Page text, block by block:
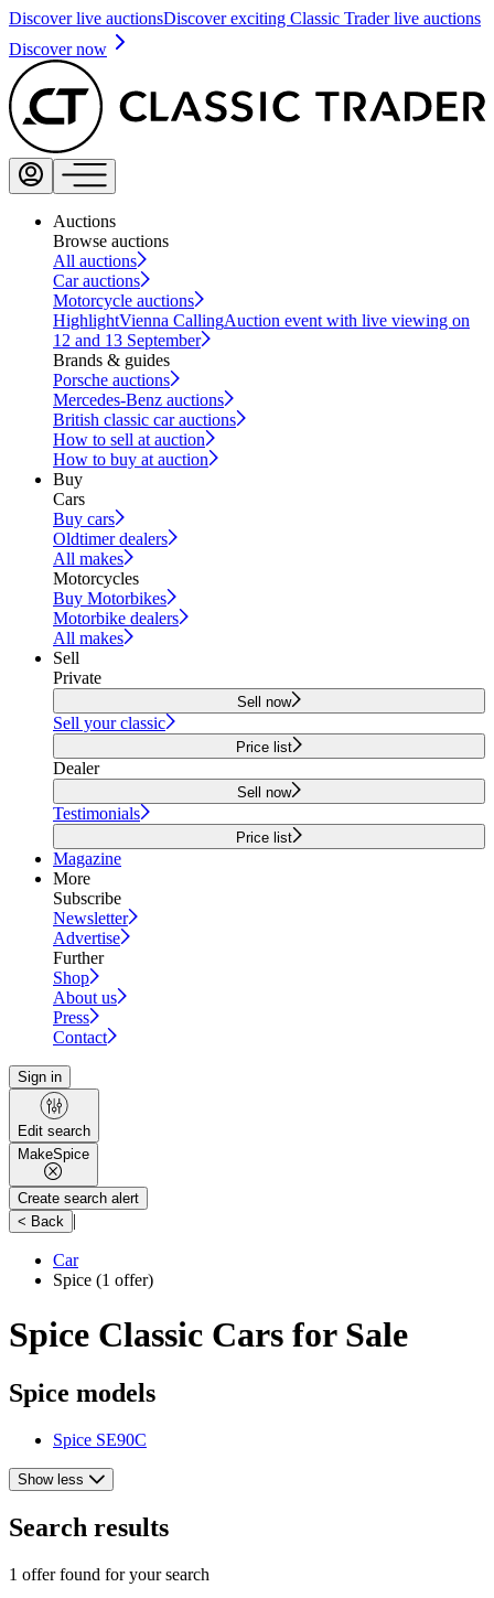
Discover live auctionsDiscover exciting Classic Trader live auctions
Discover now
Auctions
Browse auctions
All auctions
Car auctions
Motorcycle auctions
HighlightVienna CallingAuction event with live viewing on
12 and 13 September
Brands & guides
Porsche auctions
Mercedes-Benz auctions
British classic car auctions
How to sell at auction
How to buy at auction
Buy
Cars
Buy cars
Oldtimer dealers
All makes
Motorcycles
Buy Motorbikes
Motorbike dealers
All makes
Sell
Private
Sell now
Sell your classic
Price list
Dealer
Sell now
Testimonials
Price list
Magazine
More
Subscribe
Newsletter
Advertise
Further
Shop
About us
Press
Contact
Sign in
Edit search
MakeSpice
Create search alert
< Back |
Car
Spice (1 offer)
Spice Classic Cars for Sale
Spice models
Spice SE90C
Show less
Search results
1 offer found for your search